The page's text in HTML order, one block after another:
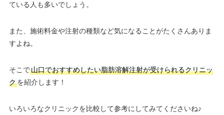
ている人も多いでしょう。
また、施術料金や注射の種類など気になることがたくさんありま
すよね。
そこで山口でおすすめしたい脂肪溶解注射が受けられるクリニッ
クを紹介します！
いろいろなクリニックを比較して参考にしてみてくださいね♪